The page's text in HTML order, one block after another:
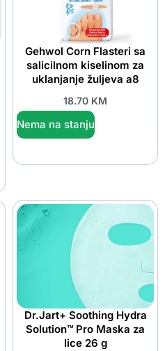
Gehwol Corn Flasteri sa
salicilnom kiselinom za
uklanjanje žuljeva a8
18.70 KM
Nema na stanju
Dr.Jart+ Soothing Hydra
Solution™ Pro Maska za
lice 26 g